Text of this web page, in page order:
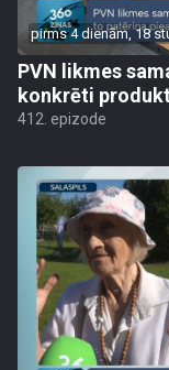
pirms 4 dienām, 18
PVN likmes
konkrēti
412. epizode